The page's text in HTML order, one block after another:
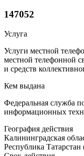
147052
Услуга
Услуги местной
местной телефонной
и средств
Кем выдана
Федеральная служба
информационных
География действия
Калининградская
Республика Татарстан